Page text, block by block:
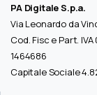
PA Digitale S.p.a.
Via Leonardo da
Cod. Fisc e Part. IVA
1464686
Capitale Sociale